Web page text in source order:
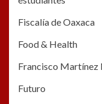
Fiscalía de Oaxaca
Food & Health
Francisco Martínez
Futuro